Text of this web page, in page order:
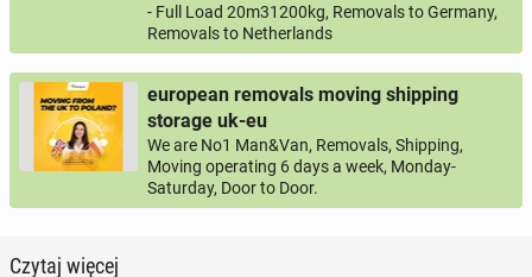
- Full Load 20m31200kg, Removals to Germany,
Removals to Netherlands
european removals moving shipping
storage uk-eu
We are No1 Man&Van, Removals, Shipping,
Moving operating 6 days a week, Monday-
Saturday, Door to Door.
Czytaj więcej